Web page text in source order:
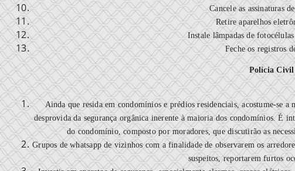
Cancele as assinaturas
Retire aparelhos
Instale lâmpadas de
Feche os registros
Polícia Civil
Ainda que resida em condomínios e prédios residenciais, acostume-se a
desprovida da segurança orgânica inerente à maioria dos condomínios. É
do condomínio, composto por moradores, que discutirão as
Grupos de whatsapp de vizinhos com a finalidade de observarem os
suspeitos, reportarem furtos